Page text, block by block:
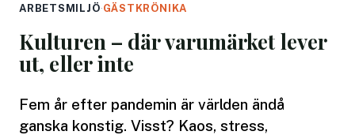
ARBETSMILJÖ·GÄSTKRÖNIKA
Kulturen – där varumärket lever
ut, eller inte
Fem år efter pandemin är världen ändå
ganska konstig. Visst? Kaos, stress,